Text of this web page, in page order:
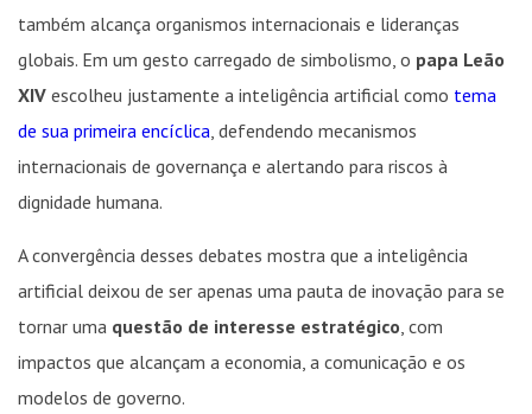
também alcança organismos internacionais e lideranças
globais. Em um gesto carregado de simbolismo, o papa Leão
XIV escolheu justamente a inteligência artificial como tema
de sua primeira encíclica, defendendo mecanismos
internacionais de governança e alertando para riscos à
dignidade humana.
A convergência desses debates mostra que a inteligência
artificial deixou de ser apenas uma pauta de inovação para se
tornar uma questão de interesse estratégico, com
impactos que alcançam a economia, a comunicação e os
modelos de governo.